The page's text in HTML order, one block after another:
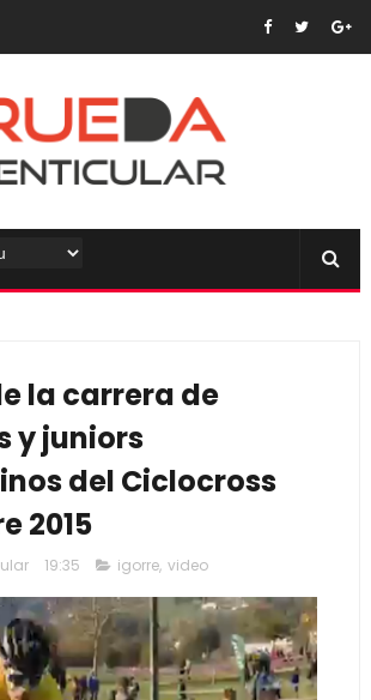
la carrera de
y juniors
del Ciclocross
2015
19:35 igorre, video